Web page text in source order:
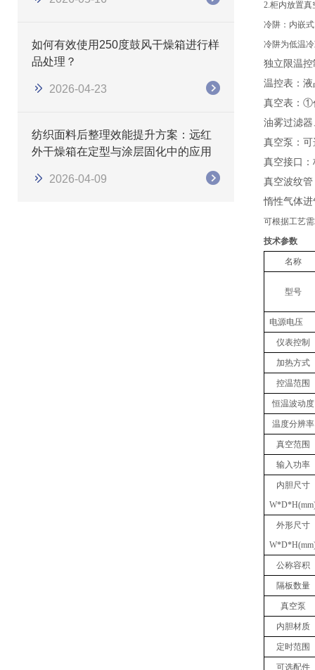
如何有效使用250度鼓风干燥箱进行样
品处理？
2026-04-23
纺织面料后整理效能提升方案：远红
外干燥箱在定型与涂层固化中的应用
2026-04-09
2.柜内放置
冷阱：内嵌
冷阱为低温
独立限温
温控表：
真空表： ①
油雾过滤
真空泵：
真空接口
真空波纹
惰性气体
可根据工艺
技术参数
名称
型号
电源电压
仪表控制
加热方式
控温范围
恒温波动度
温度分辨率
真空范围
输入功率
内胆尺寸
W*D*
外形尺寸
W*D*
公称容积
隔板数量
真空泵
内胆材质
定时范围
可选配件